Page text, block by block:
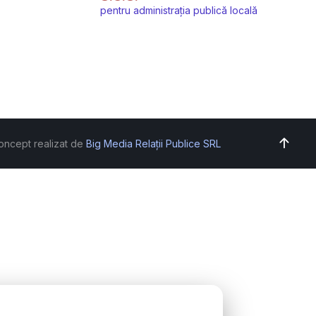
pentru administrația publică locală
realizat de Big Media Relații Publice SRL